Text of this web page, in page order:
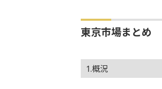
東京市場まとめ
1.概況